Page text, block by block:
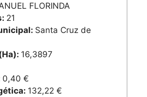
FLORINDA
21
Santa Cruz de
16,3897
0,40 €
132,22 €